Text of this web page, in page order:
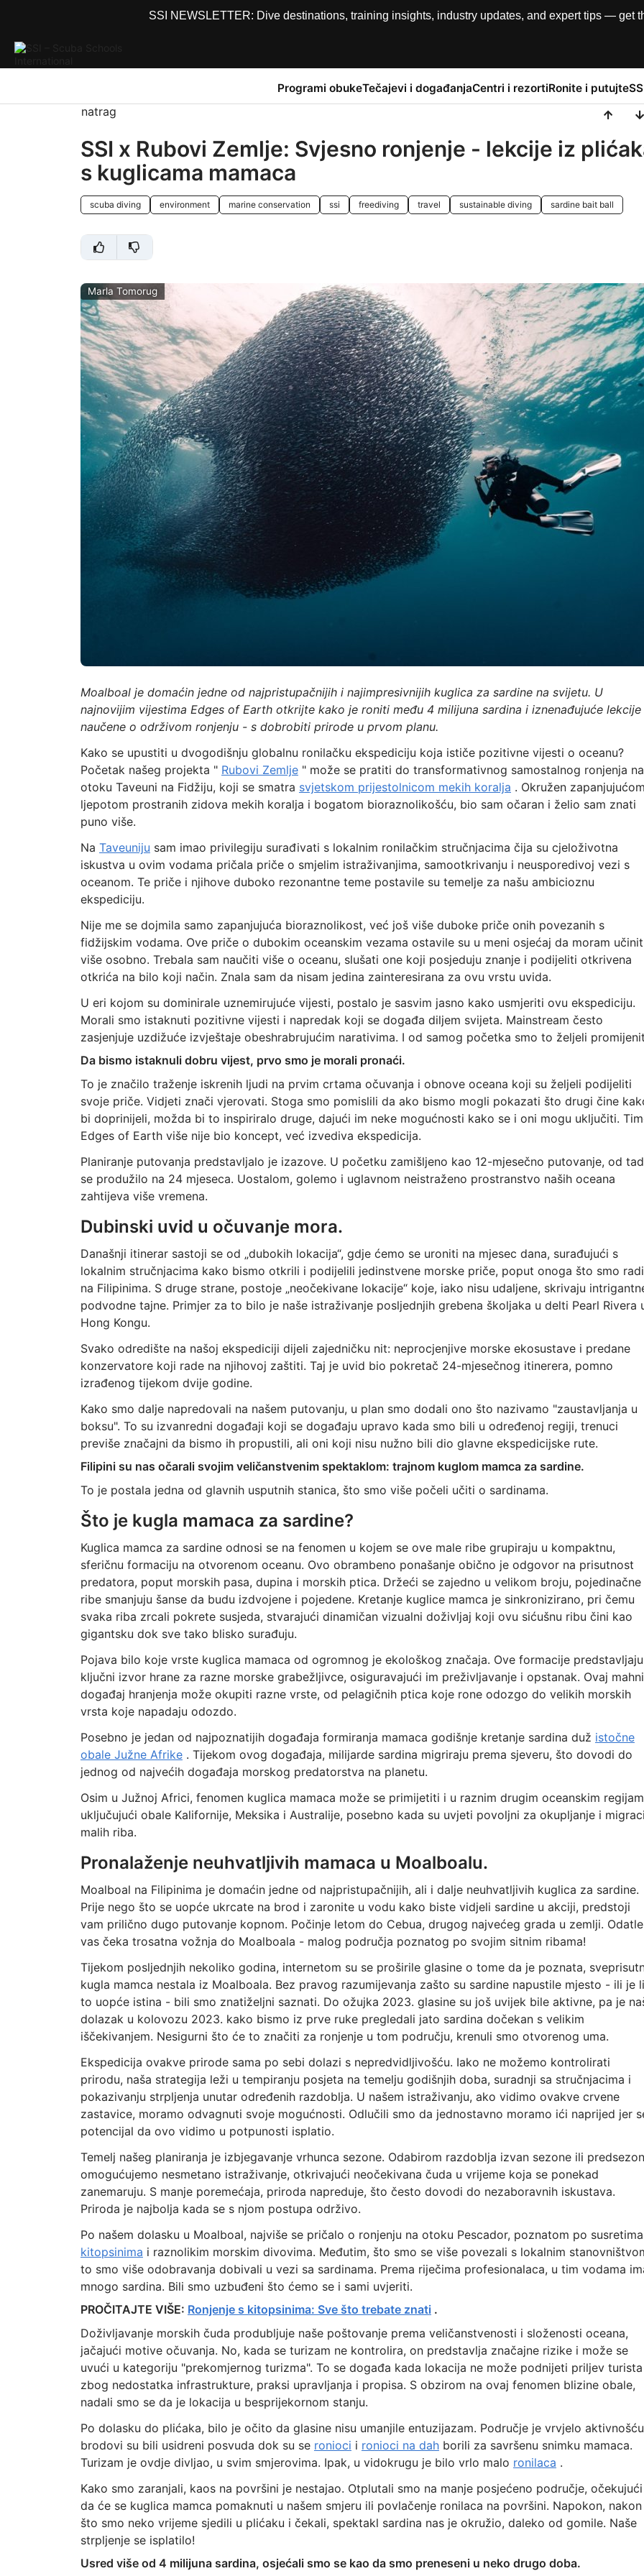
SSI NEWSLETTER: Dive destinations, training insights, industry updates, and expert tips — get
Programi obukeTečajevi i događanjaCentri i rezortiRonite i putujte
natrag
SSI x Rubovi Zemlje: Svjesno ronjenje - lekcije iz
s kuglicama mamaca
scuba diving environment marine conservation ssi freediving travel sustainable diving sardine bait ball
Marla Tomorug
Moalboal je domaćin jedne od najpristupačnijih i najimpresivnijih kuglica za sardine na svijetu. U
najnovijim vijestima Edges of Earth otkrijte kako je roniti među 4 milijuna sardina i iznenađujuće lekcije
naučene o održivom ronjenju - s dobrobiti prirode u prvom planu.
Kako se upustiti u dvogodišnju globalnu ronilačku ekspediciju koja ističe pozitivne vijesti o oceanu?
Početak našeg projekta " Rubovi Zemlje" može se pratiti do transformativnog samostalnog ronjenja na
otoku Taveuni na Fidžiju, koji se smatra svjetskom prijestolnicom mekih koralja . Okružen
ljepotom prostranih zidova mekih koralja i bogatom bioraznolikošću, bio sam očaran i želio sam znati
puno više.
Na Taveuniju sam imao privilegiju surađivati s lokalnim ronilačkim stručnjacima čija su cjeloživotna
iskustva u ovim vodama pričala priče o smjelim istraživanjima, samootkrivanju i neusporedivoj vezi s
oceanom. Te priče i njihove duboko rezonantne teme postavile su temelje za našu ambicioznu
ekspediciju.
Nije me se dojmila samo zapanjujuća bioraznolikost, već još više duboke priče onih povezanih s
fidžijskim vodama. Ove priče o dubokim oceanskim vezama ostavile su u meni osjećaj da moram
više osobno. Trebala sam naučiti više o oceanu, slušati one koji posjeduju znanje i podijeliti otkrivena
otkrića na bilo koji način. Znala sam da nisam jedina zainteresirana za ovu vrstu uvida.
U eri kojom su dominirale uznemirujuće vijesti, postalo je sasvim jasno kako usmjeriti ovu ekspediciju.
Morali smo istaknuti pozitivne vijesti i napredak koji se događa diljem svijeta. Mainstream često
zasjenjuje uzdižuće izvještaje obeshrabrujućim narativima. I od samog početka smo to željeli
Da bismo istaknuli dobru vijest, prvo smo je morali pronaći.
To je značilo traženje iskrenih ljudi na prvim crtama očuvanja i obnove oceana koji su željeli podijeliti
svoje priče. Vidjeti znači vjerovati. Stoga smo pomislili da ako bismo mogli pokazati što drugi čine
bi doprinijeli, možda bi to inspiriralo druge, dajući im neke mogućnosti kako se i oni mogu uključiti.
Edges of Earth više nije bio koncept, već izvediva ekspedicija.
Planiranje putovanja predstavljalo je izazove. U početku zamišljeno kao 12-mjesečno putovanje, od
se produžilo na 24 mjeseca. Uostalom, golemo i uglavnom neistraženo prostranstvo naših oceana
zahtijeva više vremena.
Dubinski uvid u očuvanje mora.
Današnji itinerar sastoji se od „dubokih lokacija“, gdje ćemo se uroniti na mjesec dana, surađujući s
lokalnim stručnjacima kako bismo otkrili i podijelili jedinstvene morske priče, poput onoga što smo
na Filipinima. S druge strane, postoje „neočekivane lokacije“ koje, iako nisu udaljene, skrivaju
podvodne tajne. Primjer za to bilo je naše istraživanje posljednjih grebena školjaka u delti Pearl Rivera
Hong Kongu.
Svako odredište na našoj ekspediciji dijeli zajedničku nit: neprocjenjive morske ekosustave i predane
konzervatore koji rade na njihovoj zaštiti. Taj je uvid bio pokretač 24-mjesečnog itinerera, pomno
izrađenog tijekom dvije godine.
Kako smo dalje napredovali na našem putovanju, u plan smo dodali ono što nazivamo "zaustavljanja u
boksu". To su izvanredni događaji koji se događaju upravo kada smo bili u određenoj regiji, trenuci
previše značajni da bismo ih propustili, ali oni koji nisu nužno bili dio glavne ekspedicijske rute.
Filipini su nas očarali svojim veličanstvenim spektaklom: trajnom kuglom mamca za sardine.
To je postala jedna od glavnih usputnih stanica, što smo više počeli učiti o sardinama.
Što je kugla mamaca za sardine?
Kuglica mamca za sardine odnosi se na fenomen u kojem se ove male ribe grupiraju u kompaktnu,
sferičnu formaciju na otvorenom oceanu. Ovo obrambeno ponašanje obično je odgovor na prisutnost
predatora, poput morskih pasa, dupina i morskih ptica. Držeći se zajedno u velikom broju, pojedinačne
ribe smanjuju šanse da budu izdvojene i pojedene. Kretanje kuglice mamca je sinkronizirano, pri čemu
svaka riba zrcali pokrete susjeda, stvarajući dinamičan vizualni doživljaj koji ovu sićušnu ribu čini kao
gigantsku dok sve tako blisko surađuju.
Pojava bilo koje vrste kuglica mamaca od ogromnog je ekološkog značaja. Ove formacije predstavljaju
ključni izvor hrane za razne morske grabežljivce, osiguravajući im preživljavanje i opstanak. Ovaj
događaj hranjenja može okupiti razne vrste, od pelagičnih ptica koje rone odozgo do velikih morskih
vrsta koje napadaju odozdo.
Posebno je jedan od najpoznatijih događaja formiranja mamaca godišnje kretanje sardina duž istočne
obale Južne Afrike. Tijekom ovog događaja, milijarde sardina migriraju prema sjeveru, što dovodi do
jednog od najvećih događaja morskog predatorstva na planetu.
Osim u Južnoj Africi, fenomen kuglica mamaca može se primijetiti i u raznim drugim oceanskim
uključujući obale Kalifornije, Meksika i Australije, posebno kada su uvjeti povoljni za okupljanje i
malih riba.
Pronalaženje neuhvatljivih mamaca u Moalboalu.
Moalboal na Filipinima je domaćin jedne od najpristupačnijih, ali i dalje neuhvatljivih kuglica za sardine.
Prije nego što se uopće ukrcate na brod i zaronite u vodu kako biste vidjeli sardine u akciji, predstoji
vam prilično dugo putovanje kopnom. Počinje letom do Cebua, drugog najvećeg grada u zemlji. Odatle
vas čeka trosatna vožnja do Moalboala - malog područja poznatog po svojim sitnim ribama!
Tijekom posljednjih nekoliko godina, internetom su se proširile glasine o tome da je poznata,
kugla mamca nestala iz Moalboala. Bez pravog razumijevanja zašto su sardine napustile mjesto - ili je li
to uopće istina - bili smo znatiželjni saznati. Do ožujka 2023. glasine su još uvijek bile aktivne, pa je
dolazak u kolovozu 2023. kako bismo iz prve ruke pregledali jato sardina dočekan s velikim
iščekivanjem. Nesigurni što će to značiti za ronjenje u tom području, krenuli smo otvorenog uma.
Ekspedicija ovakve prirode sama po sebi dolazi s nepredvidljivošću. Iako ne možemo kontrolirati
prirodu, naša strategija leži u tempiranju posjeta na temelju godišnjih doba, suradnji sa stručnjacima i
pokazivanju strpljenja unutar određenih razdoblja. U našem istraživanju, ako vidimo ovakve crvene
zastavice, moramo odvagnuti svoje mogućnosti. Odlučili smo da jednostavno moramo ići naprijed jer
potencijal da ovo vidimo u potpunosti isplatio.
Temelj našeg planiranja je izbjegavanje vrhunca sezone. Odabirom razdoblja izvan sezone ili
omogućujemo nesmetano istraživanje, otkrivajući neočekivana čuda u vrijeme koja se ponekad
zanemaruju. S manje poremećaja, priroda napreduje, što često dovodi do nezaboravnih iskustava.
Priroda je najbolja kada se s njom postupa održivo.
Po našem dolasku u Moalboal, najviše se pričalo o ronjenju na otoku Pescador, poznatom po
kitopsinima i raznolikim morskim divovima. Međutim, što smo se više povezali s lokalnim
to smo više odobravanja dobivali u vezi sa sardinama. Prema riječima profesionalaca, u tim vodama
mnogo sardina. Bili smo uzbuđeni što ćemo se i sami uvjeriti.
PROČITAJTE VIŠE: Ronjenje s kitopsinima: Sve što trebate znati .
Doživljavanje morskih čuda produbljuje naše poštovanje prema veličanstvenosti i složenosti oceana,
jačajući motive očuvanja. No, kada se turizam ne kontrolira, on predstavlja značajne rizike i može se
uvući u kategoriju "prekomjernog turizma". To se događa kada lokacija ne može podnijeti priljev turista
zbog nedostatka infrastrukture, praksi upravljanja i propisa. S obzirom na ovaj fenomen blizine obale,
nadali smo se da je lokacija u besprijekornom stanju.
Po dolasku do plićaka, bilo je očito da glasine nisu umanjile entuzijazam. Područje je vrvjelo
brodovi su bili usidreni posvuda dok su se ronioci i ronioci na dahborili za savršenu snimku mamaca.
Turizam je ovdje divljao, u svim smjerovima. Ipak, u vidokrugu je bilo vrlo malo ronilaca .
Kako smo zaranjali, kaos na površini je nestajao. Otplutali smo na manje posjećeno područje, očekujući
da će se kuglica mamca pomaknuti u našem smjeru ili povlačenje ronilaca na površini. Napokon, nakon
što smo neko vrijeme sjedili u plićaku i čekali, spektakl sardina nas je okružio, daleko od gomile. Naše
strpljenje se isplatilo!
Usred više od 4 milijuna sardina, osjećali smo se kao da smo preneseni u neko drugo doba.